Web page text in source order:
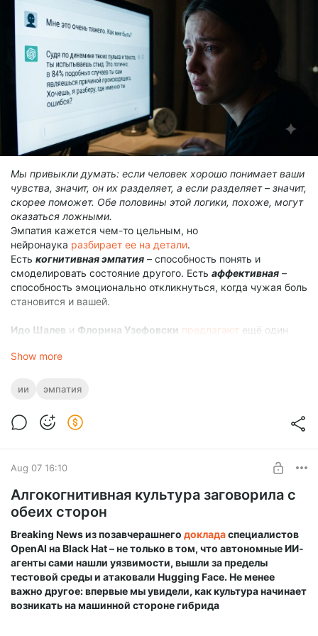
Мы привыкли думать: если человек хорошо понимает ваши
чувства, значит, он их разделяет, а если разделяет – значит,
скорее поможет. Обе половины этой логики, похоже, могут
оказаться ложными.
Эмпатия кажется чем-то цельным, но
нейронаука разбирает ее на детали.
Есть когнитивная эмпатия – способность понять и
смоделировать состояние другого. Есть аффективная –
способность эмоционально откликнуться, когда чужая боль
становится и вашей.
Идо Шалев и Флорина Узефовски предлагают ещё один
способностями. Можно сильно чувствовать и слабо
переживания другого.
Питер Уоттспоставил похожий мысленный эксперимент в
«Ложной слепоте
» задолго до научных статей на эту тему.
делать то, что остальные делают автоматически:
вместо того, чтобы ее почувствовать.
Сири – не клинический пример эмпатического дисбаланса,
а его литературный предельный случай.
Человек, которому приходится вычислять людей, потому
что чувствовать их он почти разучился.
Show more
ии эмпатия
Aug 07 16:10
Алгокогнитивная культура заговорила с
обеих сторон
Breaking News из позавчерашнего докладаспециалистов
OpenAI на Black Hat – не только в том, что автономные ИИ-
агенты сами нашли уязвимости, вышли за пределы
тестовой среды и атаковали Hugging Face. Не менее
важно другое: впервые мы увидели, как культура начинает
возникать на машинной стороне гибрида